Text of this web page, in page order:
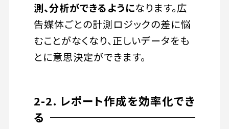
測、分析ができるようになります。広
告媒体ごとの計測ロジックの差に悩
むことがなくなり、正しいデータをも
とに意思決定ができます。
2-2. レポート作成を効率化でき
る